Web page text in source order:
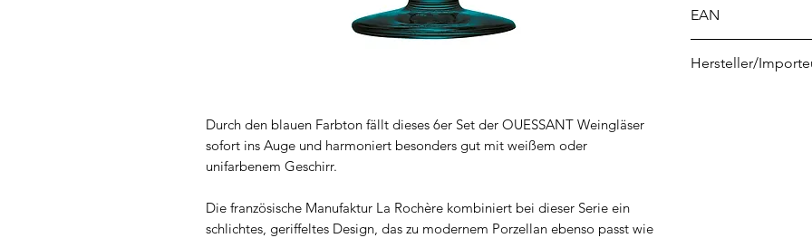
Durch den blauen Farbton fällt dieses 6er Set der OUESSANT Weingläser
sofort ins Auge und harmoniert besonders gut mit weißem oder
unifarbenem Geschirr.
Die französische Manufaktur La Rochère kombiniert bei dieser Serie ein
schlichtes, geriffeltes Design, das zu modernem Porzellan ebenso passt wie
EAN
Hersteller/